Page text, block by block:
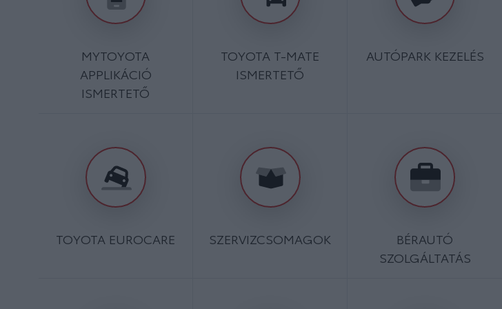
MYTOYOTA
APPLIKÁCIÓ
ISMERTETŐ
TOYOTA T-MATE
ISMERTETŐ
AUTÓPARK KEZELÉS
TOYOTA EUROCARE SZERVIZCSOMAGOK
BÉRAUTÓ
SZOLGÁLTATÁS